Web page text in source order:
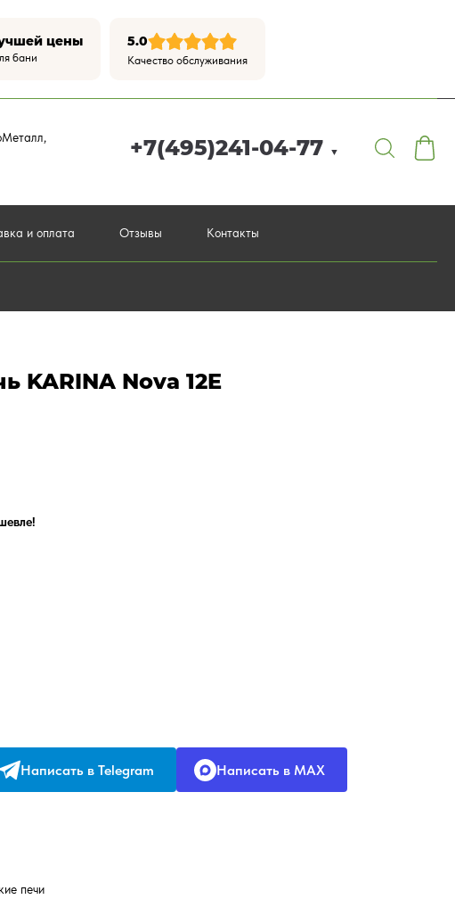
цены
бани
5.0
Качество обслуживания
+7(495)241-04-77 ▼
и оплата Отзывы Контакты
KARINA Nova 12E
Написать в Telegram Написать в MAX
печи